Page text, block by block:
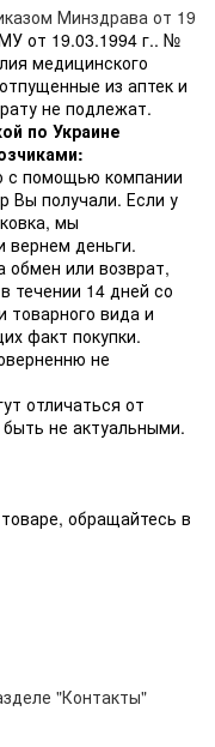
Минздрава от 19
от 19.03.1994 г.. №
медицинского
из аптек и
не подлежат.
по Украине
с помощью компании
Вы получали. Если у
мы
вернем деньги.
обмен или возврат,
течении 14 дней со
товарного вида и
факт покупки.
не
отличаться от
не актуальными.
обращайтесь в
"Контакты"